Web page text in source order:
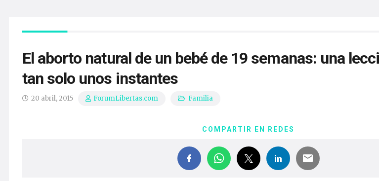
El aborto natural de un bebé de 19 semanas: una
tan solo unos instantes
20 abril, 2015 ForumLibertas.com Familia
COMPARTIR EN REDES